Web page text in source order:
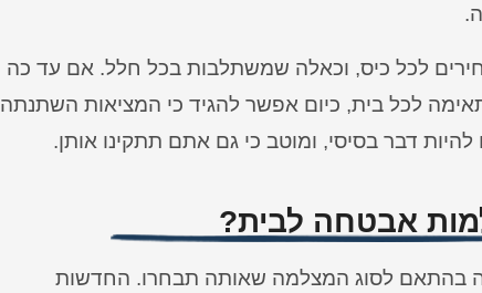
לכל כיס, וכאלה שמשתלבות בכל חלל. אם עד כה
לכל בית, כיום אפשר להגיד כי המציאות השתנתה
דבר בסיסי, ומוטב כי גם אתם תתקינו אותן.
אבטחה לבית?
לסוג המצלמה שאותה תבחרו. החדשות